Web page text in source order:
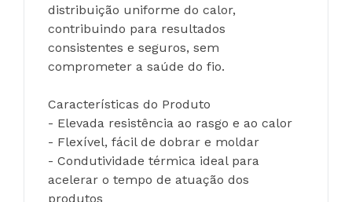
distribuição uniforme do calor,
contribuindo para resultados
consistentes e seguros, sem
comprometer a saúde do fio.
Características do Produto
- Elevada resistência ao rasgo e ao calor
- Flexível, fácil de dobrar e moldar
- Condutividade térmica ideal para
acelerar o tempo de atuação dos
produtos